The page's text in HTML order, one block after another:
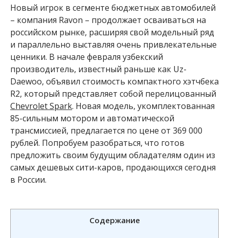
Новый игрок в сегменте бюджетных автомобилей
– компания Ravon – продолжает осваиваться на
российском рынке, расширяя свой модельный ряд
и параллельно выставляя очень привлекательные
ценники. В начале февраля узбекский
производитель, известный раньше как Uz-
Daewoo, объявил стоимость компактного хэтчбека
R2, который представляет собой перелицованный
Chevrolet Spark. Новая модель, укомплектованная
85-сильным мотором и автоматической
трансмиссией, предлагается по цене от 369 000
рублей. Попробуем разобраться, что готов
предложить своим будущим обладателям один из
самых дешевых сити-каров, продающихся сегодня
в России.
Содержание